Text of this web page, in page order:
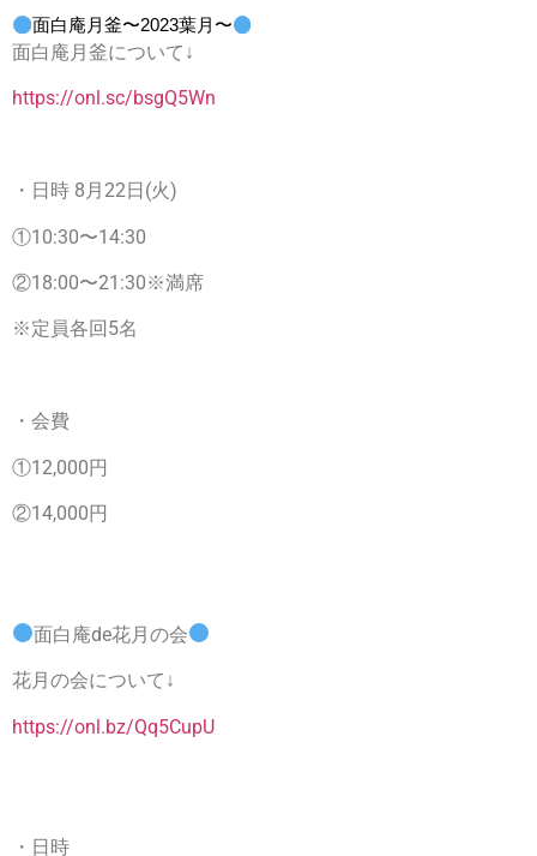
面白庵月釜〜2023葉月〜
面白庵月釜について↓
https://onl.sc/bsgQ5Wn
・日時 8月22日(火)
①10:30〜14:30
②18:00〜21:30※満席
※定員各回5名
・会費
①12,000円
②14,000円
面白庵de花月の会
花月の会について↓
https://onl.bz/Qq5CupU
・日時